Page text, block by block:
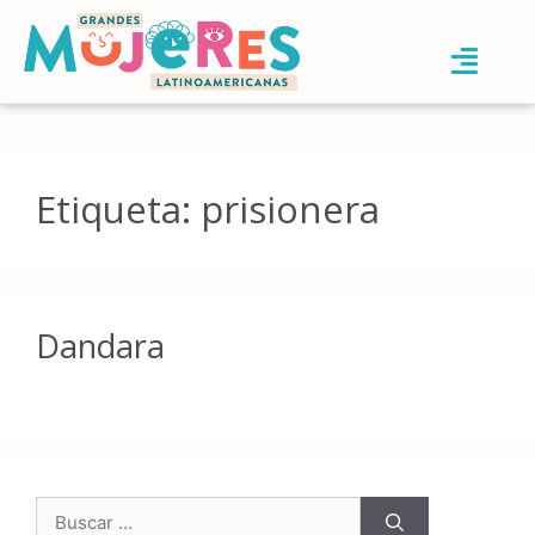
Etiqueta: prisionera
Dandara